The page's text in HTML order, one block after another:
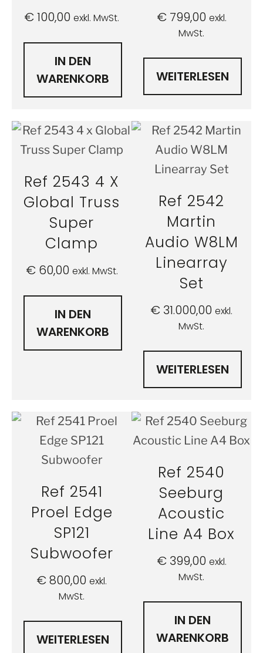
€100,00 exkl. MwSt.
IN DEN
WARENKORB
€799,00 exkl.
MwSt.
WEITERLESEN
Ref 2543 4 X
Global Truss
Super
Clamp
€60,00 exkl. MwSt.
IN DEN
WARENKORB
Ref 2542
Martin
Audio W8LM
Linearray
Set
€ 31.000,00 exkl.
MwSt.
WEITERLESEN
Ref 2541
Proel Edge
SP121
Subwoofer
€800,00 exkl.
MwSt.
WEITERLESEN
Ref 2540
Seeburg
Acoustic
Line A4 Box
€399,00 exkl.
MwSt.
IN DEN
WARENKORB